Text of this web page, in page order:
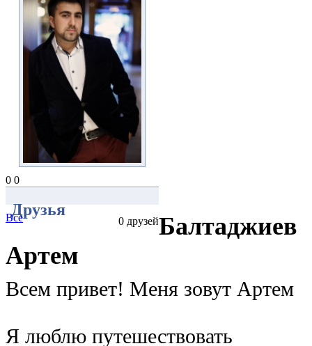
0 0
Друзья
Все 0 друзейБалтаджиев
Артем
Всем привет! Меня зовут Артем
Я люблю путешествовать